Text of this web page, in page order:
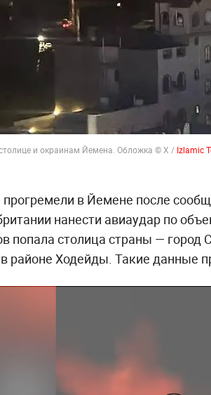
и окраинам Йемена. Обложка ©X / Izlamic
в Йемене после
нанести авиаудар по
попала столица страны — город
районе Ходейды. Такие данные